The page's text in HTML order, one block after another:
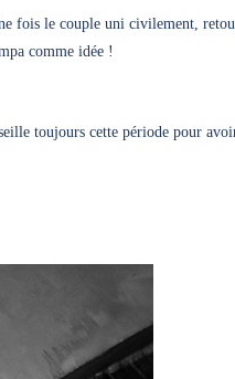
fois le couple uni civilement,
comme idée !
toujours cette période pour